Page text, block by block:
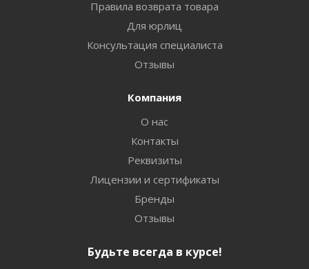
Правила возврата товара
Для юрлиц
Консультация специалиста
Отзывы
Компания
О нас
Контакты
Реквизиты
Лицензии и сертификаты
Бренды
Отзывы
Будьте всегда в курсе!